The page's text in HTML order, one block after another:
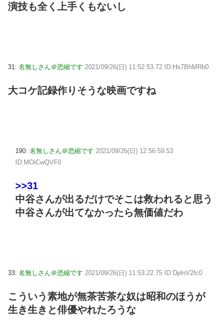
演技も全く上手くもないし
31: 名無しさん＠恐縮です 2021/09/26(日) 11:52:53.72 ID:Hs7BhMRb0
大コケ記録作りそうな映画ですね
190: 名無しさん＠恐縮です 2021/09/26(日) 12:56:59.53
ID:MOiCwQVF0
>>31
中谷さんが出るだけでそこは救われると思う
中谷さんが出てなかったら無価値だわ
33: 名無しさん＠恐縮です 2021/09/26(日) 11:53:22.75 ID:DplnV2fc0
こういう素地が無茶苦茶な奴は昭和のほうが
生き生きと俳優やれたろうな